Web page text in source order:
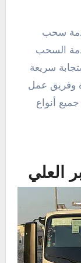
سحب
السحب
سريعة
وفريق عمل
أنواع
العلي